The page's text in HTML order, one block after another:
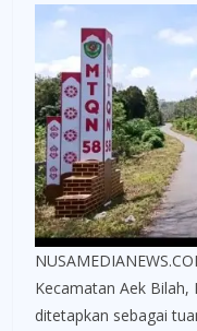
Kecamatan Aek Bilah,
ditetapkan sebagai